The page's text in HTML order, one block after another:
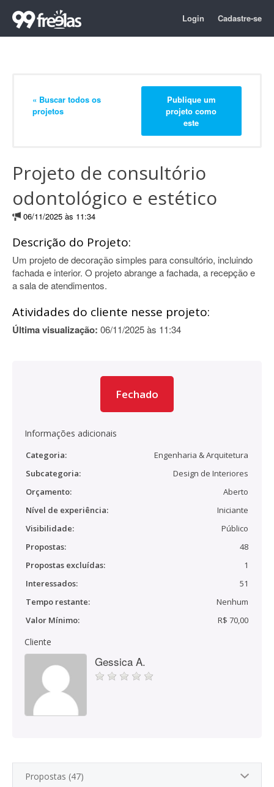
Login Cadastre-se
« Buscar todos os
projetos
Publique um
projeto como
este
Projeto de consultório
odontológico e estético
06/11/2025 às 11:34
Descrição do Projeto:
Um projeto de decoração simples para consultório, incluindo
fachada e interior. O projeto abrange a fachada, a recepção e
a sala de atendimentos.
Atividades do cliente nesse projeto:
Última visualização: 06/11/2025 às 11:34
Fechado
Informações adicionais
Categoria:
Engenharia & Arquitetura
Subcategoria:
Design de Interiores
Orçamento:
Aberto
Nível de experiência:
Iniciante
Visibilidade:
Público
Propostas:
48
Propostas excluídas:
1
Interessados:
51
Tempo restante:
Nenhum
Valor Mínimo:
R$ 70,00
Cliente
Gessica A.
Propostas (47)